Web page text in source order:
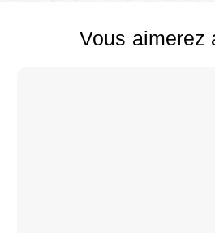
Vous aimerez